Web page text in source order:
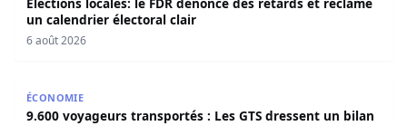
Elections locales: le FDR dénonce des retards et réclame
un calendrier électoral clair
6 août 2026
ÉCONOMIE
9.600 voyageurs transportés : Les GTS dressent un bilan